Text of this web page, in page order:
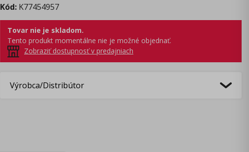
Kód: K77454957
Tovar nie je skladom.
Tento produkt momentálne nie je možné objednať.
Zobraziť dostupnosť v predajniach
Výrobca/Distribútor